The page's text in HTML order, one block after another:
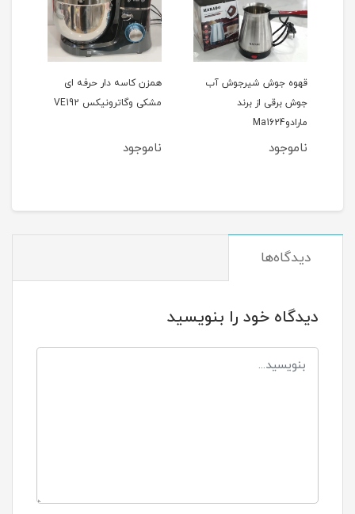
قهوه جوش شیرجوش آب
جوش برقی از برند
مارادوMa1624
ناموجود
همزن کاسه دار حرفه ای
مشکی وگاترونیکس VE192
ناموجود
دیدگاه‌ها
دیدگاه خود را بنویسید